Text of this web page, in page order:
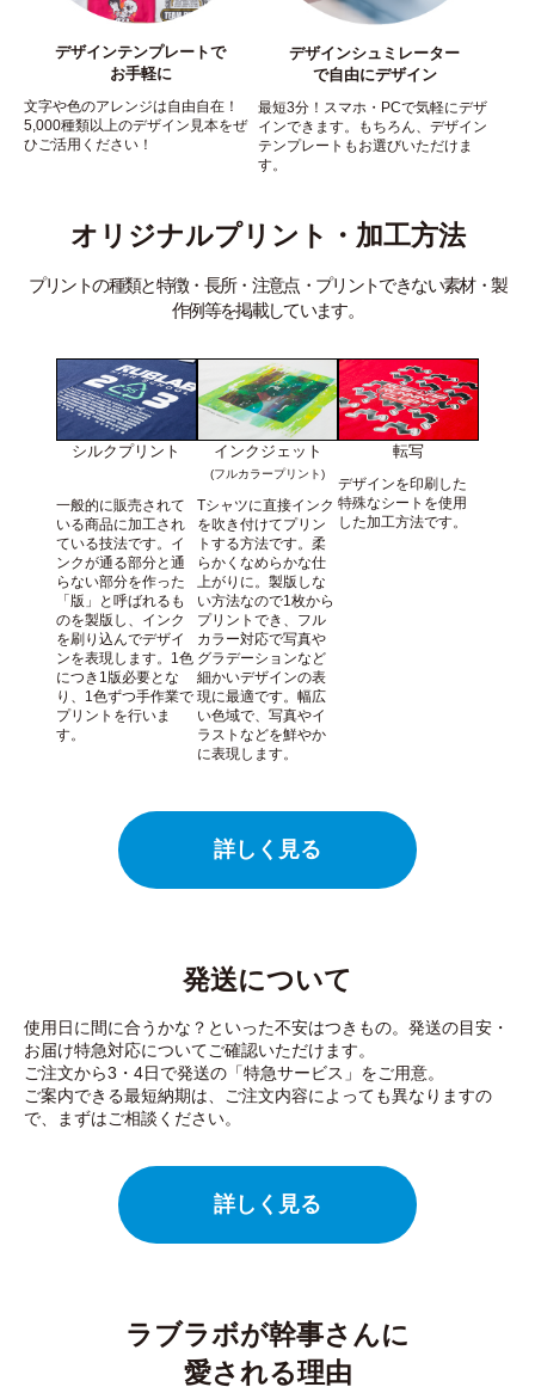
デザインテンプレートで
お手軽に
文字や色のアレンジは自由自在！
5,000種類以上のデザイン見本をぜ
ひご活用ください！
デザインシュミレーター
で自由にデザイン
最短3分！スマホ・PCで気軽にデザ
インできます。もちろん、デザイン
テンプレートもお選びいただけま
す。
オリジナルプリント・加工方法
プリントの種類と特徴・長所・注意点・プリントできない素材・製
作例等を掲載しています。
シルクプリント
一般的に販売されて
いる商品に加工され
ている技法です。イ
ンクが通る部分と通
らない部分を作った
「版」と呼ばれるも
のを製版し、インク
を刷り込んでデザイ
ンを表現します。1色
につき1版必要とな
り、1色ずつ手作業で
プリントを行いま
す。
インクジェット
(フルカラープリント)
Tシャツに直接インク
を吹き付けてプリン
トする方法です。柔
らかくなめらかな仕
上がりに。製版しな
い方法なので1枚から
プリントでき、フル
カラー対応で写真や
グラデーションなど
細かいデザインの表
現に最適です。幅広
い色域で、写真やイ
ラストなどを鮮やか
に表現します。
転写
デザインを印刷した
特殊なシートを使用
した加工方法です。
詳しく見る
発送について
使用日に間に合うかな？といった不安はつきもの。発送の目安・
お届け特急対応についてご確認いただけます。
ご注文から3・4日で発送の「特急サービス」をご用意。
ご案内できる最短納期は、ご注文内容によっても異なりますの
で、まずはご相談ください。
詳しく見る
ラブラボが幹事さんに
愛される理由